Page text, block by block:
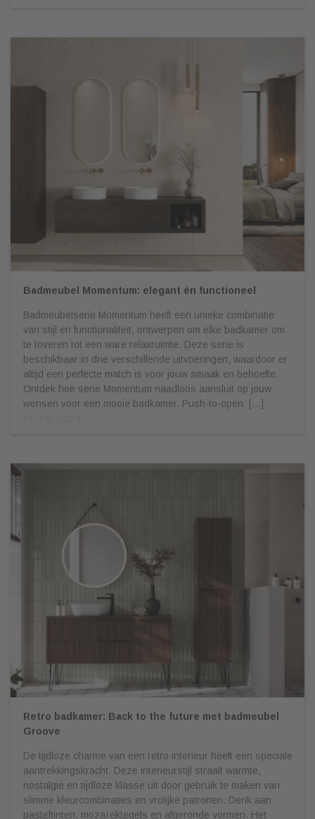
Badmeubel Momentum: elegant én functioneel
Badmeubelserie Momentum heeft een unieke combinatie
van stijl en functionaliteit, ontwerpen om elke badkamer om
te toveren tot een ware relaxruimte. Deze serie is
beschikbaar in drie verschillende uitvoeringen, waardoor er
altijd een perfecte match is voor jouw smaak en behoefte.
Ontdek hoe serie Momentum naadloos aansluit op jouw
wensen voor een mooie badkamer. Push-to-open: […]
Retro badkamer: Back to the future met badmeubel
Groove
De tijdloze charme van een retro interieur heeft een speciale
aantrekkingskracht. Deze interieurstijl straalt warmte,
nostalgie en tijdloze klasse uit door gebruik te maken van
slimme kleurcombinaties en vrolijke patronen. Denk aan
pasteltinten, mozaïektegels en afgeronde vormen. Het